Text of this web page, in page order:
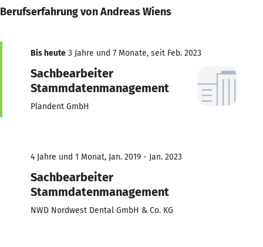
Berufserfahrung von Andreas Wiens
Bis heute 3 Jahre und 7 Monate, seit Feb. 2023
Sachbearbeiter
Stammdatenmanagement
Plandent GmbH
4 Jahre und 1 Monat, Jan. 2019 - Jan. 2023
Sachbearbeiter
Stammdatenmanagement
NWD Nordwest Dental GmbH & Co. KG